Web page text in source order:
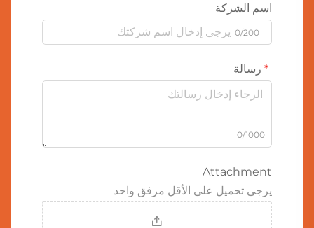
اسم الشركة
0/200
رسالة
0/1000
Attachment
يرجى تحميل على الأقل مرفق واحد